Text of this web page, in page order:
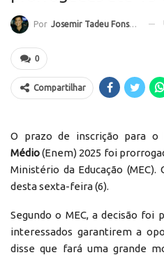
Por Josemir Tadeu Fonseca
0
Compartilhar
O prazo de inscrição para o
Médio(Enem) 2025 foi
Ministério da Educação
desta sexta-feira (6).
Segundo o MEC, a decisão foi
interessados garantirem a
disse que fará uma grande